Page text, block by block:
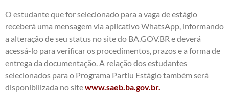
O estudante que for selecionado para a vaga de estágio
receberá uma mensagem via aplicativo WhatsApp, informando
a alteração de seu status no site do BA.GOV.BR e deverá
acessá-lo para verificar os procedimentos, prazos e a forma de
entrega da documentação. A relação dos estudantes
selecionados para o Programa Partiu Estágio também será
disponibilizada no sitewww.saeb.ba.gov.br.